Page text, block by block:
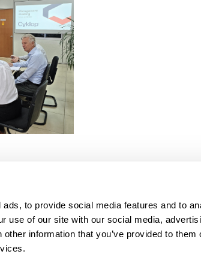
to provide social media features and to
use of our site with our social media,
information that you’ve provided to them
Envolvedoras
e Marcação